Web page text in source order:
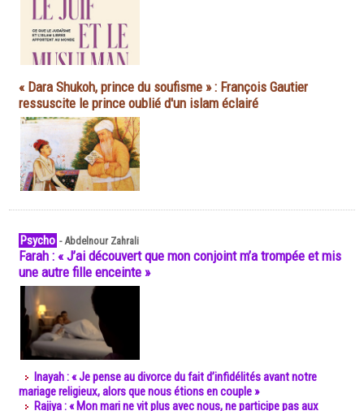
« Dara Shukoh, prince du soufisme » : François Gautier
ressuscite le prince oublié d'un islam éclairé
Psycho -Abdelnour Zahrali
Farah : « J’ai découvert que mon conjoint m’a trompée et mis
une autre fille enceinte »
Inayah : « Je pense au divorce du fait d’infidélités avant notre
mariage religieux, alors que nous étions en couple »
Rajiya : « Mon mari ne vit plus avec nous, ne participe pas aux